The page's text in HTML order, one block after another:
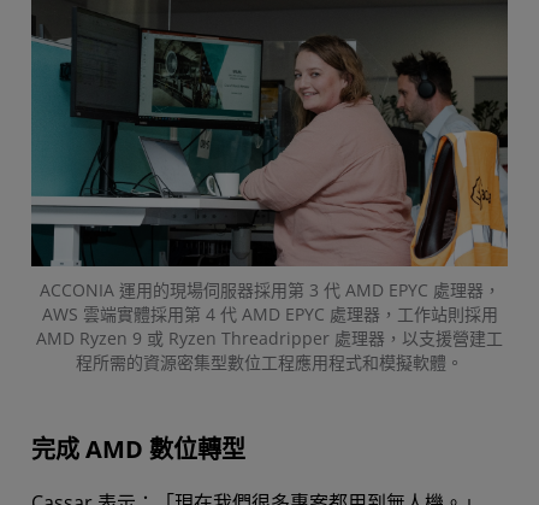
ACCONIA 運用的現場伺服器採用第 3 代 AMD EPYC 處理器，
AWS 雲端實體採用第 4 代 AMD EPYC 處理器，工作站則採用
AMD Ryzen 9 或 Ryzen Threadripper 處理器，以支援營建工
程所需的資源密集型數位工程應用程式和模擬軟體。
完成 AMD 數位轉型